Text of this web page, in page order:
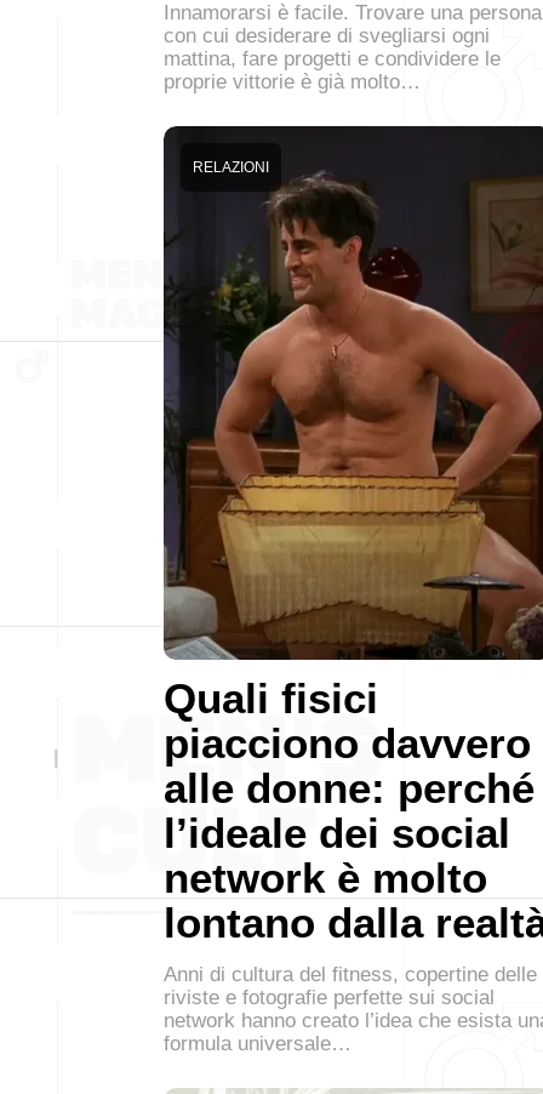
Innamorarsi è facile. Trovare una persona
con cui desiderare di svegliarsi ogni
mattina, fare progetti e condividere le
proprie vittorie è già molto…
Quali fisici
piacciono davvero
alle donne: perché
l’ideale dei social
network è molto
lontano dalla
RELAZIONI
Anni di cultura del fitness, copertine delle
riviste e fotografie perfette sui social
network hanno creato l’idea che esista
formula universale…